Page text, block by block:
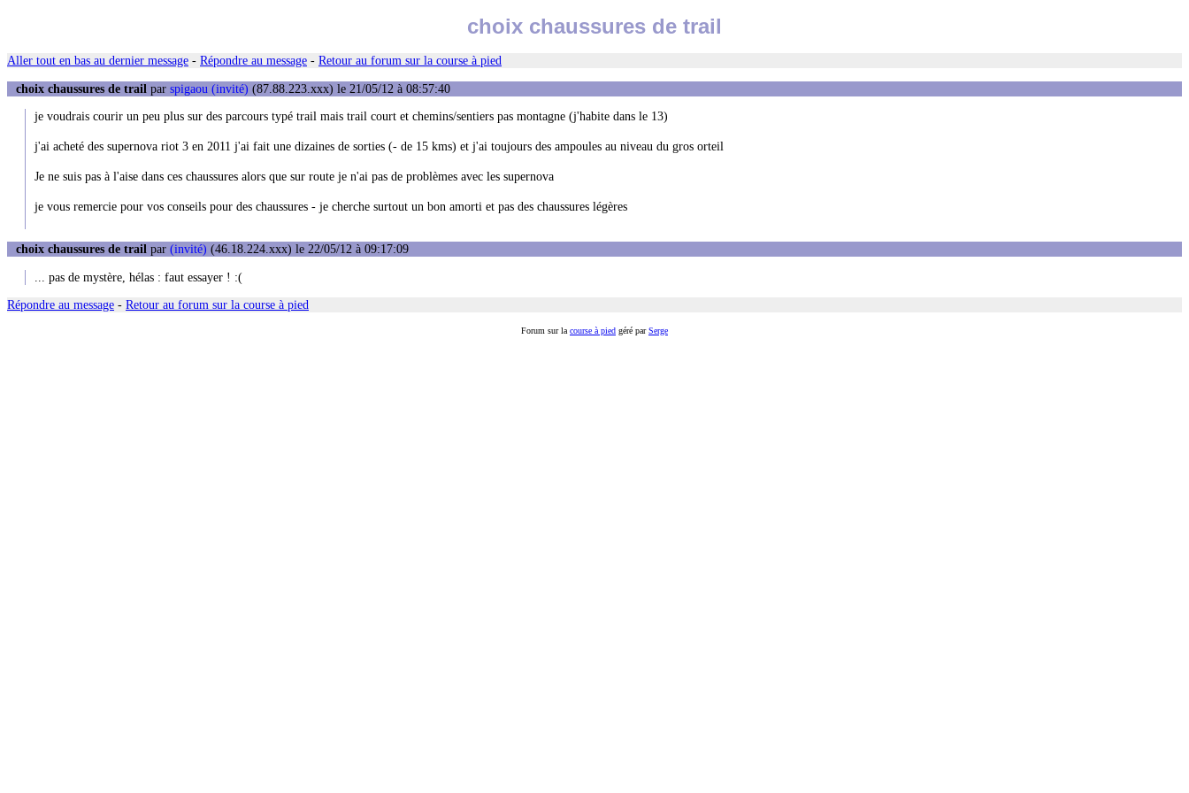
choix chaussures de trail
Aller tout en bas au dernier message - Répondre au message - Retour au forum sur la course à pied
choix chaussures de trail par spigaou (invité) (87.88.223.xxx) le 21/05/12 à 08:57:40
je voudrais courir un peu plus sur des parcours typé trail mais trail court et chemins/sentiers pas montagne (j'habite dans le 13)
j'ai acheté des supernova riot 3 en 2011 j'ai fait une dizaines de sorties (- de 15 kms) et j'ai toujours des ampoules au niveau du gros orteil
Je ne suis pas à l'aise dans ces chaussures alors que sur route je n'ai pas de problèmes avec les supernova
je vous remercie pour vos conseils pour des chaussures - je cherche surtout un bon amorti et pas des chaussures légères
choix chaussures de trail par (invité) (46.18.224.xxx) le 22/05/12 à 09:17:09
... pas de mystère, hélas : faut essayer ! :(
Répondre au message - Retour au forum sur la course à pied
Forum sur la course à pied géré parSerge